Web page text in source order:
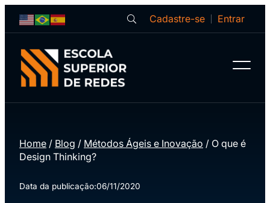
Cadastre-se Entrar
Home / Blog / Métodos Ágeis e Inovação / O que é
Design Thinking?
Data da publicação:06/11/2020